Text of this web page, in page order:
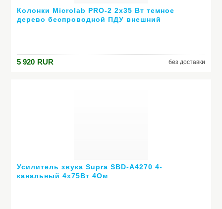
Колонки Microlab PRO-2 2х35 Вт темное
дерево беспроводной ПДУ внешний
5 920 RUR без доставки
Усилитель звука Supra SBD-A4270 4-
канальный 4х75Вт 4Ом